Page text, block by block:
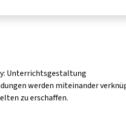
Unterrichtsgestaltung
werden miteinander
zu erschaffen.